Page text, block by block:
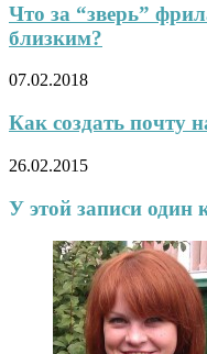
Что за “зверь”
близким?
07.02.2018
Как создать почту
26.02.2015
У этой записи один